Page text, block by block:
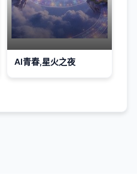
AI青春,星火之夜